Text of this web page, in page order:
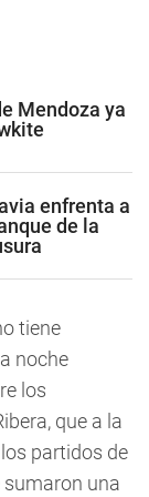
Mendoza ya
enfrenta a
de la
tiene
noche
los
que a la
partidos de
sumaron una